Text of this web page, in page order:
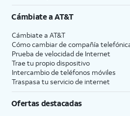
Cámbiate aAT&T
Cámbiate a AT&T
Cómo cambiar de compañía
Prueba de velocidad de Internet
Trae tu propio dispositivo
Intercambio de teléfonos móviles
Traspasa tu servicio de internet
Ofertas destacadas